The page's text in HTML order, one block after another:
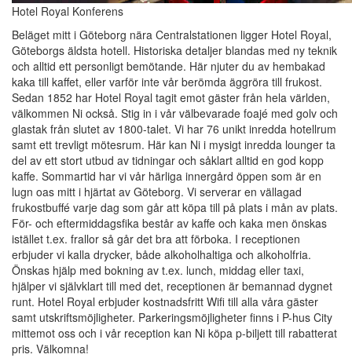
Hotel Royal Konferens
Beläget mitt i Göteborg nära Centralstationen ligger Hotel Royal,
Göteborgs äldsta hotell. Historiska detaljer blandas med ny teknik
och alltid ett personligt bemötande. Här njuter du av hembakad
kaka till kaffet, eller varför inte vår berömda äggröra till frukost.
Sedan 1852 har Hotel Royal tagit emot gäster från hela världen,
välkommen Ni också. Stig in i vår välbevarade foajé med golv och
glastak från slutet av 1800-talet. Vi har 76 unikt inredda hotellrum
samt ett trevligt mötesrum. Här kan Ni i mysigt inredda lounger ta
del av ett stort utbud av tidningar och såklart alltid en god kopp
kaffe. Sommartid har vi vår härliga innergård öppen som är en
lugn oas mitt i hjärtat av Göteborg. Vi serverar en vällagad
frukostbuffé varje dag som går att köpa till på plats i mån av plats.
För- och eftermiddagsfika består av kaffe och kaka men önskas
istället t.ex. frallor så går det bra att förboka. I receptionen
erbjuder vi kalla drycker, både alkoholhaltiga och alkoholfria.
Önskas hjälp med bokning av t.ex. lunch, middag eller taxi,
hjälper vi självklart till med det, receptionen är bemannad dygnet
runt. Hotel Royal erbjuder kostnadsfritt Wifi till alla våra gäster
samt utskriftsmöjligheter. Parkeringsmöjligheter finns i P-hus City
mittemot oss och i vår reception kan Ni köpa p-biljett till rabatterat
pris. Välkomna!